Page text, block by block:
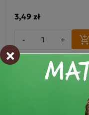
3,49 zł
- +
×